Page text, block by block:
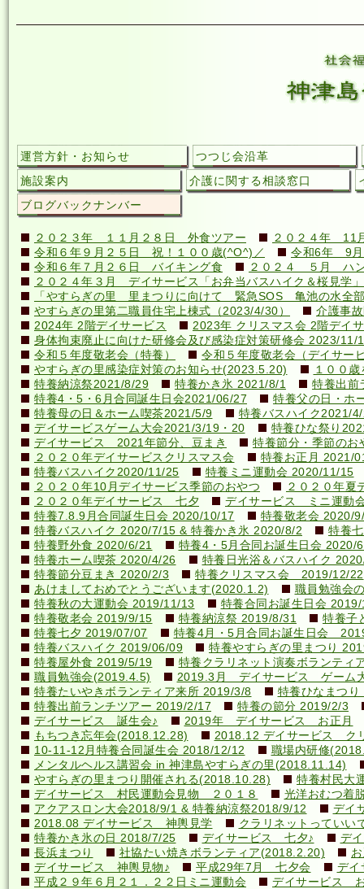
運営方針・お知らせ
つつじ会沿革
施設案内
介護に関する相談窓口
ブログバックナンバー
２０２３年 １１月２８日 外食ツアー
２０２４年 11
令和６年９月２５日 祝！１００歳(^O^)／
令和6年 9
令和６年７月２６日 バイキング食
２０２４ ５月 ハ
２０２４年３月 デイサービス「お弁当バスハイク＆桜見学」
「やすらぎの里 里まつりに向けて 緊急SOS 亀池の水全
やすらぎの里第二職員住宅上棟式（2023/4/30）
介護事
2024年 2階デイサービス
2023年 クリスマス会 2階デイ
身体拘束廃止に向けた研修会及び感染症対策研修会 2023/11/
令和５年度敬老会（特養）
令和５年度敬老会（デイサー
やすらぎの里感染症対策のお知らせ(2023.5.20)
１００
特養納涼祭2021/8/29
特養かき氷 2021/8/1
特養出前
特養4・5・6月合同誕生日会2021/06/27
特養父の日・ホ
特養母の日＆ホーム喫茶2021/5/9
特養バスハイク2021/
デイサービスゲーム大会2021/3/19・20
特養ひな祭り
デイサービス 2021年節分、豆まき
特養節分・季節の
２０２０年デイサービスクリスマス会
特養お正月 2021/
特養バスハイク2020/11/25
特養ミニ運動会 2020/11/15
２０２０年10月デイサービス季節のおやつ
２０２０年夏
２０２０年デイサービス 七夕
デイサービス ミニ運動
特養7.8.9月合同誕生日会 2020/10/17
特養敬老会 2020/
特養バスハイク 2020/7/15 & 特養かき氷 2020/8/2
特養
特養野外食 2020/6/21
特養4・5月合同お誕生日会 2020/
特養ホーム喫茶 2020/4/26
特養日光浴＆バスハイク
特養節分豆まき 2020/2/3
特養クリスマス会 2019/12/22
あけましておめでとうございます(2020.1.2)
職員勉強会
特養秋の大運動会 2019/11/13
特養合同お誕生日会
特養敬老会 2019/9/15
特養納涼祭 2019/8/31
特養子
特養七夕 2019/07/07
特養4月・5月合同お誕生日会
特養バスハイク 2019/06/09
特養やすらぎの里まつり
特養屋外食 2019/5/19
特養クラリネット演奏ボランティ
職員勉強会(2019.4.5)
2019.3月 デイサービス ゲーム
特養たいやきボランティア来所 2019/3/8
特養ひなまつ
特養出前ランチツアー 2019/2/17
特養の節分 2019/2/3
デイサービス 誕生会♪
2019年 デイサービス お正月
もちつき忘年会(2018.12.28)
2018.12 デイサービス ク
10-11-12月特養合同誕生会 2018/12/12
職場内研修
メンタルヘルス講習会 in 神津島やすらぎの里(2018.11.14)
やすらぎの里まつり開催される(2018.10.28)
特養村民大
デイサービス 村民運動会見物 ２０１８
光洋おむつ着
アクアスロン大会2018/9/1 & 特養納涼祭2018/9/12
デイ
2018.08 デイサービス 神輿見学
クラリネットってい
特養かき氷の日 2018/7/25
デイサービス 七夕♪
デ
長浜まつり
社協たい焼きボランティア(2018.2.20)
デイサービス 神輿見物♪
平成29年7月 七夕会
デイ
平成２９年６月２１．２２日ミニ運動会
デイサービス